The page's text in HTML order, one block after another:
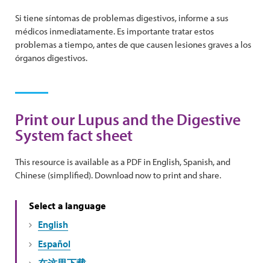
Si tiene síntomas de problemas digestivos, informe a sus
médicos inmediatamente. Es importante tratar estos
problemas a tiempo, antes de que causen lesiones graves a los
órganos digestivos.
Print our Lupus and the Digestive
System fact sheet
This resource is available as a PDF in English, Spanish, and
Chinese (simplified). Download now to print and share.
Select a language
English
Español